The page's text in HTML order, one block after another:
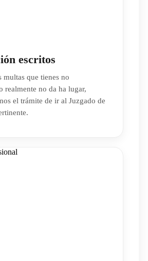
escritos
multas que tienes no
realmente no da ha lugar,
el trámite de ir al Juzgado de